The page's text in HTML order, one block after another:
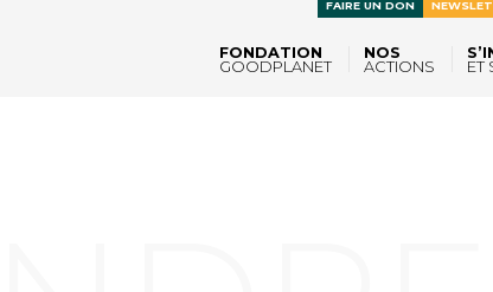
FONDATION
GOODPLANET
NOS
ACTIONS
ET
FAIRE UN DON